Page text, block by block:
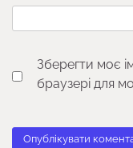
Зберегти моє
браузері для